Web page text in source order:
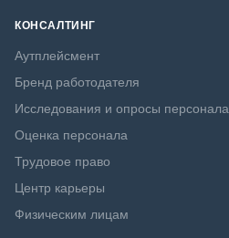
КОНСАЛТИНГ
Аутплейсмент
Бренд работодателя
Исследования и опросы персонала
Оценка персонала
Трудовое право
Центр карьеры
Физическим лицам